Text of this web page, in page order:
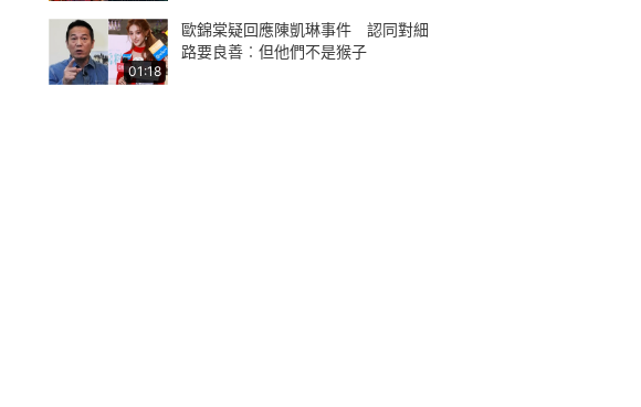
01:18
歐錦棠疑回應陳凱琳事件 認同對細
路要良善︰但他們不是猴子